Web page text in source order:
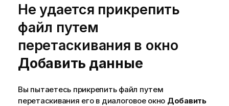
Не удается прикрепить
файл путем
перетаскивания в окно
Добавить данные
Вы пытаетесь прикрепить файл путем
перетаскивания его в диалоговое окно Добавить